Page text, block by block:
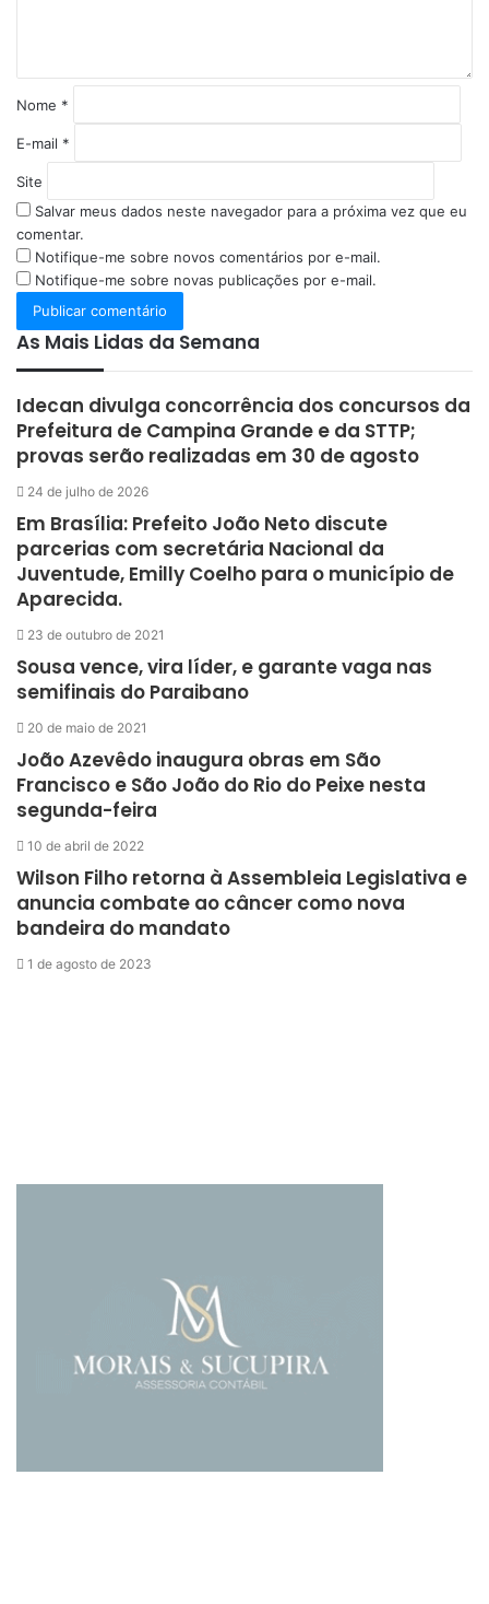
Nome *
E-mail *
Site
Salvar meus dados neste navegador para a próxima vez que eu
comentar.
Notifique-me sobre novos comentários por e-mail.
Notifique-me sobre novas publicações por e-mail.
As Mais Lidas da Semana
Idecan divulga concorrência dos concursos da
Prefeitura de Campina Grande e da STTP;
provas serão realizadas em 30 de agosto
24 de julho de 2026
Em Brasília: Prefeito João Neto discute
parcerias com secretária Nacional da
Juventude, Emilly Coelho para o município de
Aparecida.
23 de outubro de 2021
Sousa vence, vira líder, e garante vaga nas
semifinais do Paraibano
20 de maio de 2021
João Azevêdo inaugura obras em São
Francisco e São João do Rio do Peixe nesta
segunda-feira
10 de abril de 2022
Wilson Filho retorna à Assembleia Legislativa e
anuncia combate ao câncer como nova
bandeira do mandato
1 de agosto de 2023